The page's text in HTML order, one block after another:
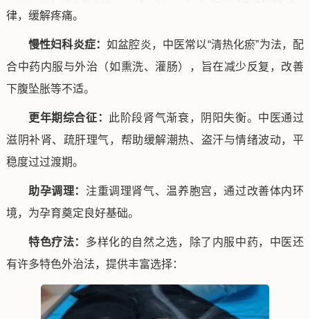
律，缓解疼痛。
慢性妇科炎症：如盆腔炎，中医常以“清热化瘀”为法，配
合中药内服与外治（如熏洗、灌肠），旨在减少反复，改善
下腹坠胀等不适。
更年期综合征：
此阶段肾气渐衰，阴阳失衡。中医通过
滋阴补肾、疏肝理气，帮助缓解潮热、盗汗与情绪波动，平
稳度过过渡期。
助孕调理： 注重调理肾气、温养胞宫，通过改善体内环
境，为孕育奠定良好基础。
特色疗法： 多样化的自然之选，除了内服中药，中医还
有许多特色外治法，提供丰富选择：